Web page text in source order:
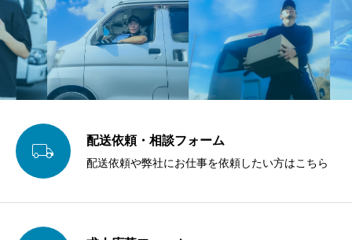
 配送依頼・相談フォーム
配送依頼や弊社にお仕事を依頼したい方はこちら